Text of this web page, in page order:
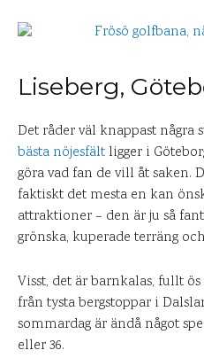
Liseberg,
Det råder väl knappast några
bästa nöjesfält ligger i
göra vad fan de vill åt saken.
faktiskt det mesta en kan
attraktioner – den är ju så
grönska, kuperade terräng
Visst, det är barnkalas, fullt
från tysta bergstoppar i
sommardag är ändå något
eller 36.